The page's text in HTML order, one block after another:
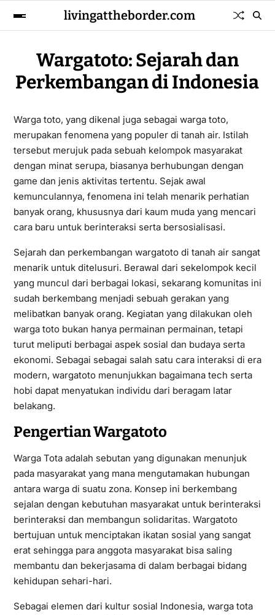
livingattheborder.com
Wargatoto: Sejarah dan
Perkembangan di Indonesia
Warga toto, yang dikenal juga sebagai warga toto,
merupakan fenomena yang populer di tanah air. Istilah
tersebut merujuk pada sebuah kelompok masyarakat
dengan minat serupa, biasanya berhubungan dengan
game dan jenis aktivitas tertentu. Sejak awal
kemunculannya, fenomena ini telah menarik perhatian
banyak orang, khususnya dari kaum muda yang mencari
cara baru untuk berinteraksi serta bersosialisasi.
Sejarah dan perkembangan wargatoto di tanah air sangat
menarik untuk ditelusuri. Berawal dari sekelompok kecil
yang muncul dari berbagai lokasi, sekarang komunitas ini
sudah berkembang menjadi sebuah gerakan yang
melibatkan banyak orang. Kegiatan yang dilakukan oleh
warga toto bukan hanya permainan permainan, tetapi
turut meliputi berbagai aspek sosial dan budaya serta
ekonomi. Sebagai sebagai salah satu cara interaksi di era
modern, wargatoto menunjukkan bagaimana tech serta
hobi dapat menyatukan individu dari beragam latar
belakang.
Pengertian Wargatoto
Warga Tota adalah sebutan yang digunakan menunjuk
pada masyarakat yang mana mengutamakan hubungan
antara warga di suatu zona. Konsep ini berkembang
sejalan dengan kebutuhan masyarakat untuk berinteraksi
berinteraksi dan membangun solidaritas. Wargatoto
bertujuan untuk menciptakan ikatan sosial yang sangat
erat sehingga para anggota masyarakat bisa saling
membantu dan bekerjasama di dalam berbagai bidang
kehidupan sehari-hari.
Sebagai elemen dari kultur sosial Indonesia, warga tota